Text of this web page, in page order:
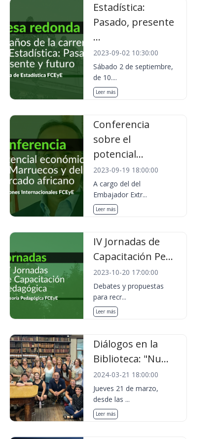
Estadística:
Pasado, presente
...
2023-09-02 10:30:00
Sábado 2 de septiembre,
de 10....
Leer más
Conferencia
sobre el
potencial...
2023-09-19 18:00:00
A cargo del del
Embajador Extr...
Leer más
IV Jornadas de
Capacitación Pe...
2023-10-20 17:00:00
Debates y propuestas
para recr...
Leer más
Diálogos en la
Biblioteca: "Nu...
2024-03-21 18:00:00
Jueves 21 de marzo,
desde las ...
Leer más